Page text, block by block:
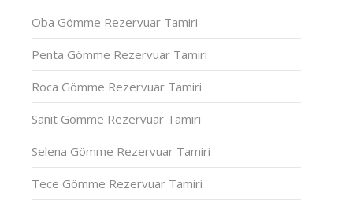
Oba Gömme Rezervuar Tamiri
Penta Gömme Rezervuar Tamiri
Roca Gömme Rezervuar Tamiri
Sanit Gömme Rezervuar Tamiri
Selena Gömme Rezervuar Tamiri
Tece Gömme Rezervuar Tamiri